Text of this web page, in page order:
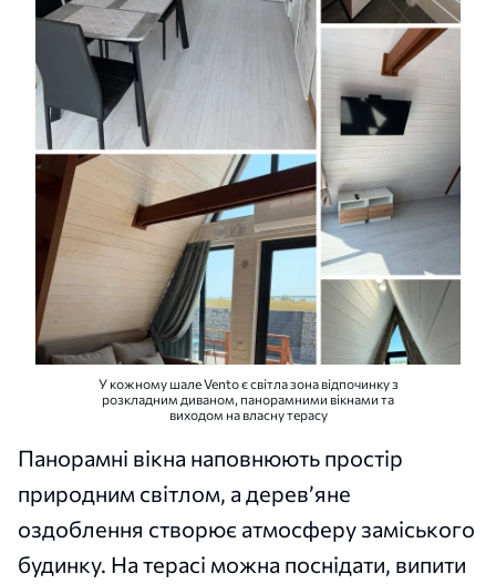
У кожному шале Vento є світла зона відпочинку з
розкладним диваном, панорамними вікнами та
виходом на власну терасу
Панорамні вікна наповнюють простір
природним світлом, а дерев’яне
оздоблення створює атмосферу заміського
будинку. На терасі можна поснідати, випити